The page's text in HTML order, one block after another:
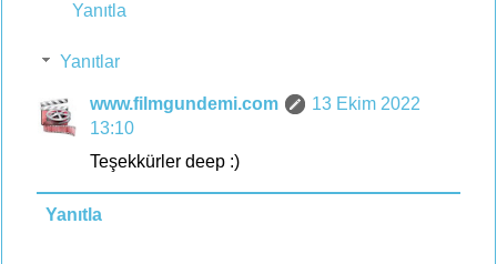
Yanıtla
Yanıtlar
www.filmgundemi.com
13 Ekim 2022
13:10
Teşekkürler deep :)
Yanıtla